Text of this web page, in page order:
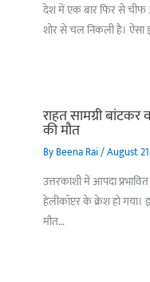
देश में एक बार फिर से चीफ
शोर से चल निकली है। ऐसा
राहत सामग्री बांटकर
की मौत
ByBeena Rai/August
उत्तरकाशी में आपदा
हेलीकॉप्टर के क्रेश हो
मौत…